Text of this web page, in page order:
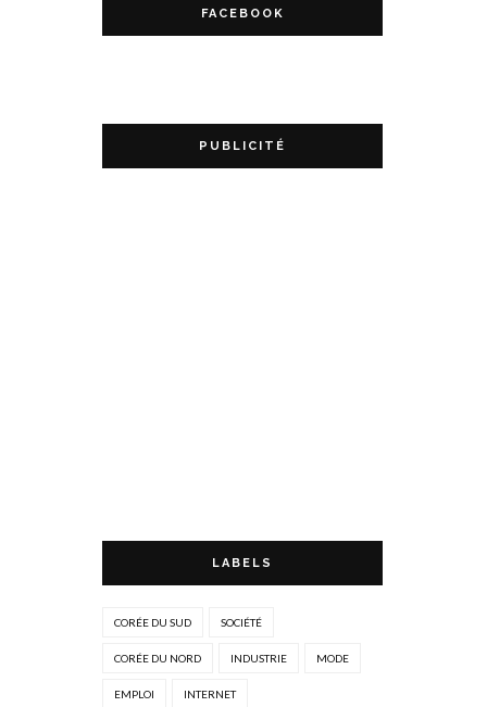
FACEBOOK
PUBLICITÉ
LABELS
CORÉE DU SUD SOCIÉTÉ
CORÉE DU NORD INDUSTRIE MODE
EMPLOI INTERNET